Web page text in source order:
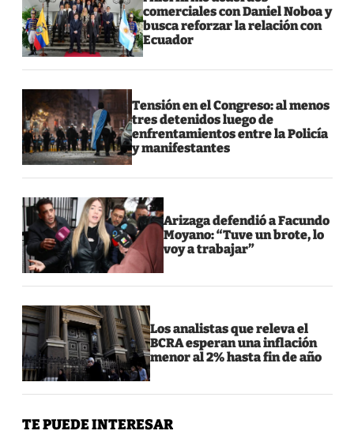
comerciales con Daniel Noboa y
busca reforzar la relación con
Ecuador
Tensión en el Congreso: al menos
tres detenidos luego de
enfrentamientos entre la Policía
y manifestantes
Arizaga defendió a Facundo
Moyano: “Tuve un brote, lo
voy a trabajar”
Los analistas que releva el
BCRA esperan una inflación
menor al 2% hasta fin de año
TE PUEDE INTERESAR